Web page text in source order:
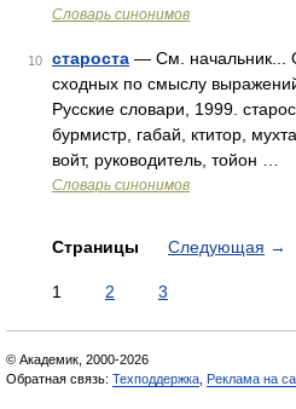
Словарь синонимов
10 староста — См. начальник...
сходных по смыслу
Русские словари, 1999.
бурмистр, габай, ктитор,
войт, руководитель, тойон …
Словарь синонимов
Страницы Следующая →
1 2 3
© Академик, 2000-2026
Обратная связь: Техподдержка Реклама на